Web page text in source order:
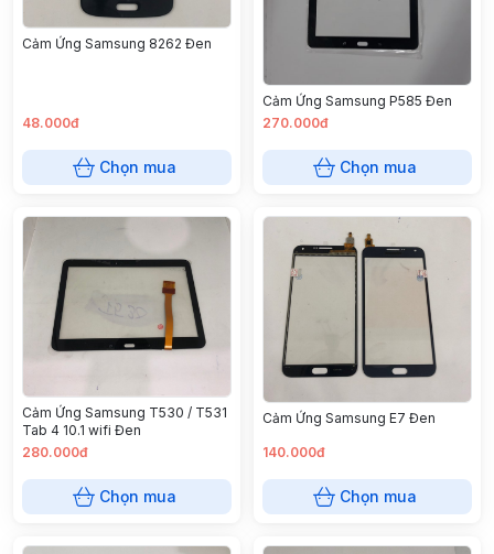
Cảm Ứng Samsung 8262 Đen
48.000đ
Chọn mua
Cảm Ứng Samsung P585 Đen
270.000đ
Chọn mua
Cảm Ứng Samsung T530 / T531
Tab 4 10.1 wifi Đen
280.000đ
Chọn mua
Cảm Ứng Samsung E7 Đen
140.000đ
Chọn mua